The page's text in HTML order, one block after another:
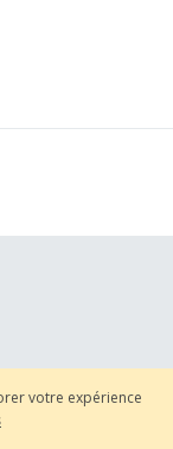
votre expérience